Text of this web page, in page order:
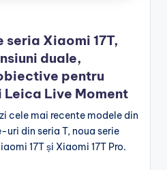
Xiaomi 17T,
duale,
pentru
Live Moment
cele mai recente modele din
din seria T, noua serie
17T și Xiaomi 17T Pro.